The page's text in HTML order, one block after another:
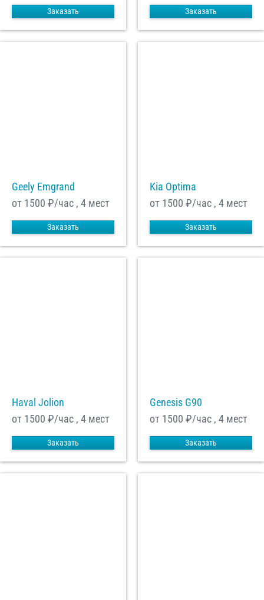
Заказать Заказать
Geely Emgrand
от 1500 ₽/час , 4 мест
Заказать
Kia Optima
от 1500 ₽/час , 4 мест
Заказать
Haval Jolion
от 1500 ₽/час , 4 мест
Заказать
Genesis G90
от 1500 ₽/час , 4 мест
Заказать